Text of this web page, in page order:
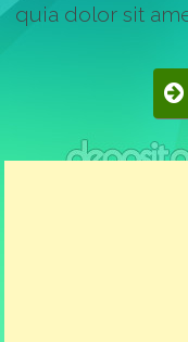
quia dolor sit